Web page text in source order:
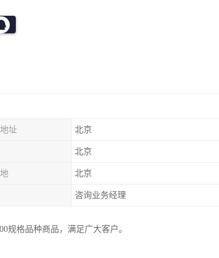
址 北京
北京
北京
咨询业务经理
规格品种商品，满足广大客户。